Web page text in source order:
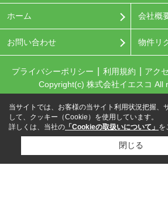
ホーム 会社概
お問い合わせ 物件リ
プライバシーポリシー 利用規約 アク
Copyright(c) 株式会社イエスコ All
当サイトでは、お客様の当サイト利用状況把握、
して、クッキー（Cookie）を使用しています。
詳しくは、当社の 「Cookieの取扱いについて」 を
閉じる